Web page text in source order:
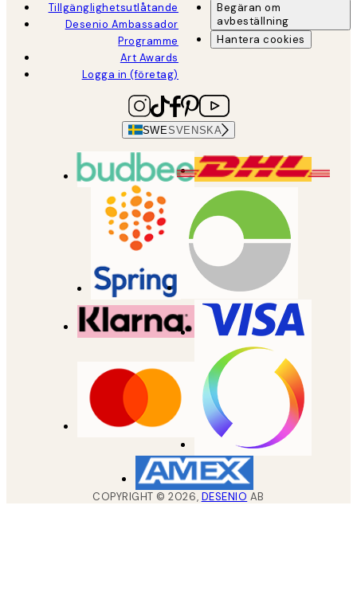
Tillgänglighetsutlåtande
Desenio Ambassador
Programme
Art Awards
Logga in (företag)
Begäran om
avbeställning
Hantera cookies
SWESVENSKA
COPYRIGHT ©2026, DESENIO AB